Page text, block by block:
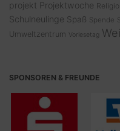
projekt Projektwoche
Schulneulinge Spaß Spende
Umweltzentrum Vorlesetag
SPONSOREN & FREUNDE